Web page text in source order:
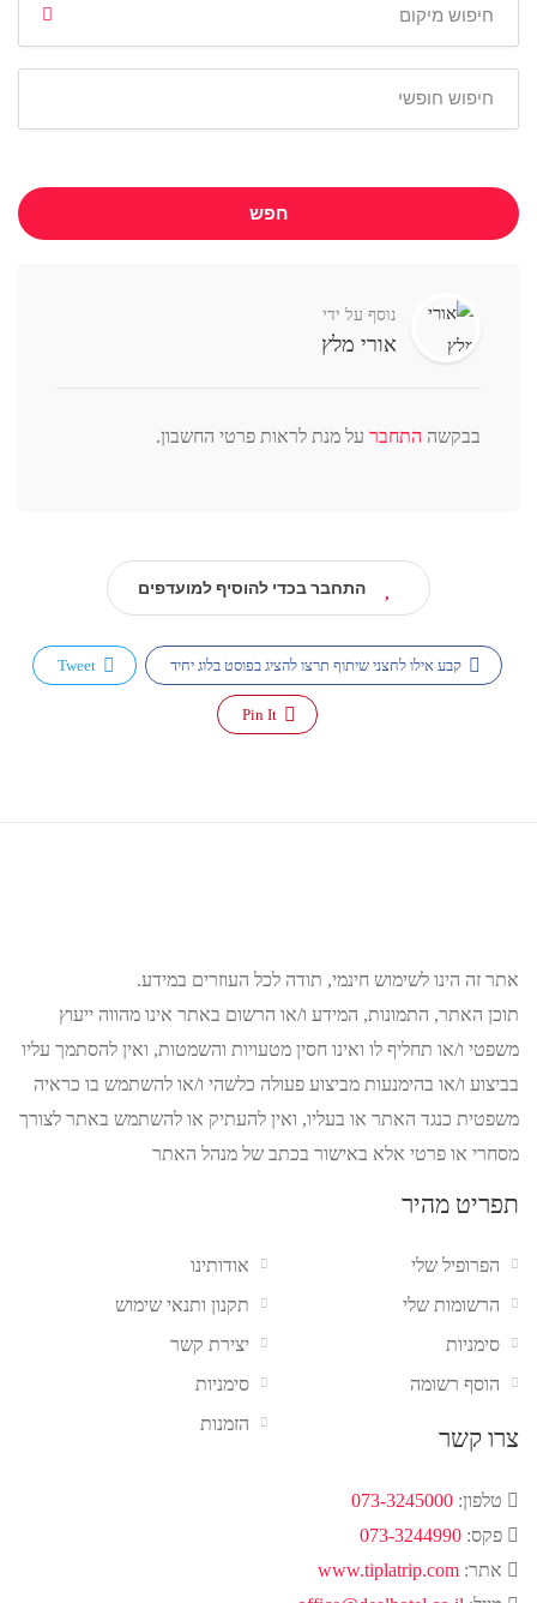
חפש
נוסף על ידי
אורי מלץ
בבקשה התחבר על מנת לראות פרטי החשבון.
התחבר בכדי להוסיף למועדפים
קבע אילו לחצני שיתוף תרצו להציג בפוסט בלוג יחיד Tweet
Pin It
אתר זה הינו לשימוש חינמי, תודה לכל העוזרים במידע.
תוכן האתר, התמונות, המידע ו/או הרשום באתר אינו מהווה ייעוץ
משפטי ו/או תחליף לו ואינו חסין מטעויות והשמטות, ואין להסתמך עליו
בביצוע ו/או בהימנעות מביצוע פעולה כלשהי ו/או להשתמש בו כראיה
משפטית כנגד האתר או בעליו, ואין להעתיק או להשתמש באתר לצורך
מסחרי או פרטי אלא באישור בכתב של מנהל האתר
תפריט מהיר
אודותינו
תקנון ותנאי שימוש
יצירת קשר
סימניות
הזמנות
הפרופיל שלי
הרשומות שלי
סימניות
הוסף רשומה
צרו קשר
טלפון: 073-3245000
פקס: 073-3244990
אתר: www.tiplatrip.com